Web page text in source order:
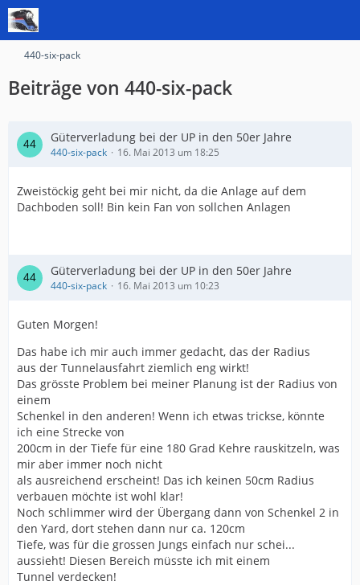
440-six-pack
Beiträge von 440-six-pack
Güterverladung bei der UP in den 50er Jahre
440-six-pack 16. Mai 2013 um 18:25
Zweistöckig geht bei mir nicht, da die Anlage auf dem
Dachboden soll! Bin kein Fan von sollchen Anlagen
Güterverladung bei der UP in den 50er Jahre
440-six-pack 16. Mai 2013 um 10:23
Guten Morgen!
Das habe ich mir auch immer gedacht, das der Radius
aus der Tunnelausfahrt ziemlich eng wirkt!
Das grösste Problem bei meiner Planung ist der Radius von
einem
Schenkel in den anderen! Wenn ich etwas trickse, könnte
ich eine Strecke von
200cm in der Tiefe für eine 180 Grad Kehre rauskitzeln, was
mir aber immer noch nicht
als ausreichend erscheint! Das ich keinen 50cm Radius
verbauen möchte ist wohl klar!
Noch schlimmer wird der Übergang dann von Schenkel 2 in
den Yard, dort stehen dann nur ca. 120cm
Tiefe, was für die grossen Jungs einfach nur schei...
aussieht! Diesen Bereich müsste ich mit einem
Tunnel verdecken!